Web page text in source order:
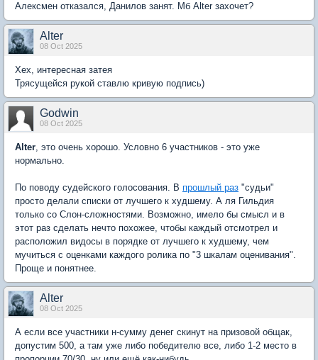
Алексмен отказался, Данилов занят. Мб Alter захочет?
Alter
08 Oct 2025
Хех, интересная затея
Трясущейся рукой ставлю кривую подпись)
Godwin
08 Oct 2025
Alter, это очень хорошо. Условно 6 участников - это уже
нормально.
По поводу судейского голосования. В прошлый раз "судьи"
просто делали списки от лучшего к худшему. А ля Гильдия
только со Слон-сложностями. Возможно, имело бы смысл и в
этот раз сделать нечто похожее, чтобы каждый отсмотрел и
расположил видосы в порядке от лучшего к худшему, чем
мучиться с оценками каждого ролика по "3 шкалам оценивания".
Проще и понятнее.
Alter
08 Oct 2025
А если все участники н-сумму денег скинут на призовой общак,
допустим 500, а там уже либо победителю все, либо 1-2 место в